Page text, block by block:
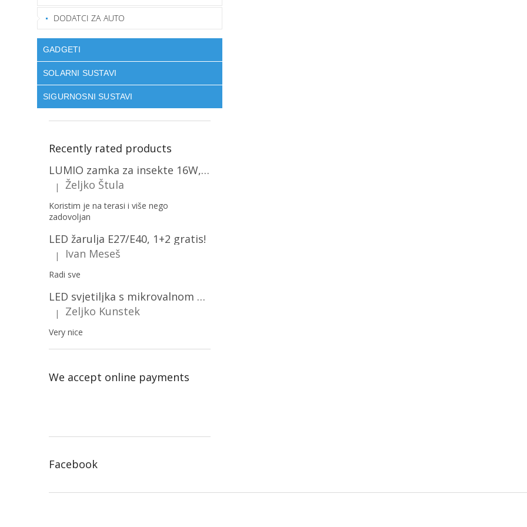
DODATCI ZA AUTO
GADGETI
SOLARNI SUSTAVI
SIGURNOSNI SUSTAVI
Recently rated products
LUMIO zamka za insekte 16W, 1+1 gratis! [MKE004]
The product rating is 5 out of 5 stars.
| Željko Štula
Koristim je na terasi i više nego
zadovoljan
LED žarulja E27/E40, 1+2 gratis!
The product rating is 5 out of 5 stars.
| Ivan Meseš
Radi sve
LED svjetiljka s mikrovalnom pećnicom i svjetlosnim senzorom 36W, 3820lm, okrugla, bijeli okvir/2-PACK!
The product rating is 5 out of 5 stars.
| Zeljko Kunstek
Very nice
We accept online payments
Facebook